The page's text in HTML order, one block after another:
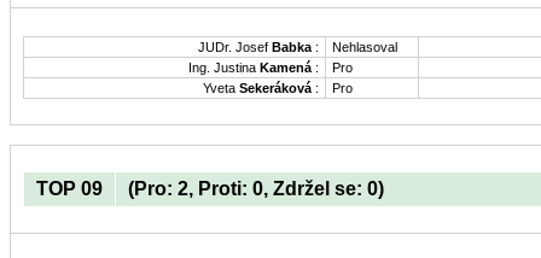
JUDr. Josef Babka :
Nehlasoval
Ing. Justina Kamená :
Pro
Yveta Sekeráková : Pro
TOP 09 (Pro: 2, Proti: 0, Zdržel se: 0)